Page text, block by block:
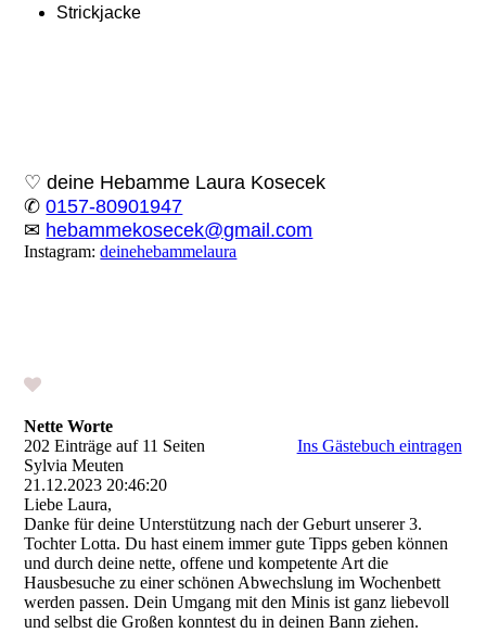
Strickjacke
♡deine Hebamme Laura Kosecek
✆0157-80901947
✉ hebammekosecek@gmail.com
Instagram:deinehebammelaura
Nette Worte
202 Einträge auf 11 Seiten
Ins Gästebuch eintragen
Sylvia Meuten
21.12.2023 20:46:20
Liebe Laura,
Danke für deine Unterstützung nach der Geburt unserer 3.
Tochter Lotta. Du hast einem immer gute Tipps geben können
und durch deine nette, offene und kompetente Art die
Hausbesuche zu einer schönen Abwechslung im Wochenbett
werden passen. Dein Umgang mit den Minis ist ganz liebevoll
und selbst die Großen konntest du in deinen Bann ziehen.